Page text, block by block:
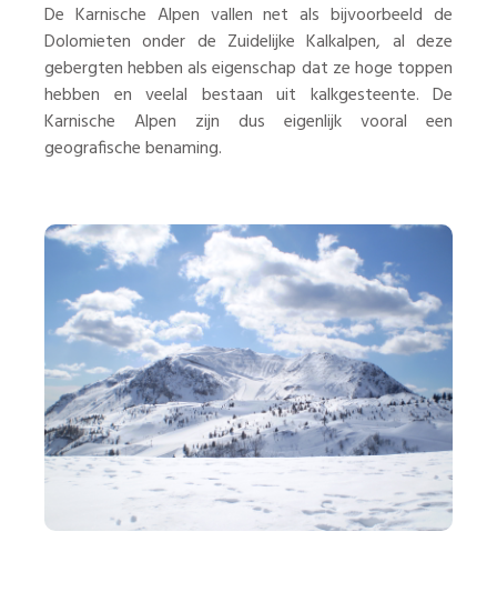
De Karnische Alpen vallen net als bijvoorbeeld de
Dolomieten onder de Zuidelijke Kalkalpen​, al deze
gebergten hebben als eigenschap dat ze hoge toppen
hebben en veelal bestaan uit kalkgesteente. De
Karnische Alpen zijn dus eigenlijk vooral een
geografische benaming.